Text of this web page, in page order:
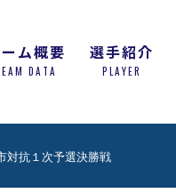
ム概要
DATA
選手紹介
PLAYER
対抗１次予選決勝戦